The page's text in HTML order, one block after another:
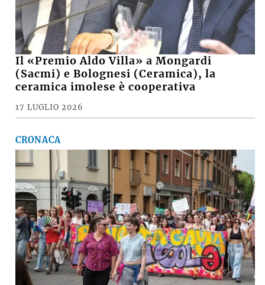
Il «Premio Aldo Villa» a Mongardi
(Sacmi) e Bolognesi (Ceramica), la
ceramica imolese è cooperativa
17 LUGLIO 2026
CRONACA